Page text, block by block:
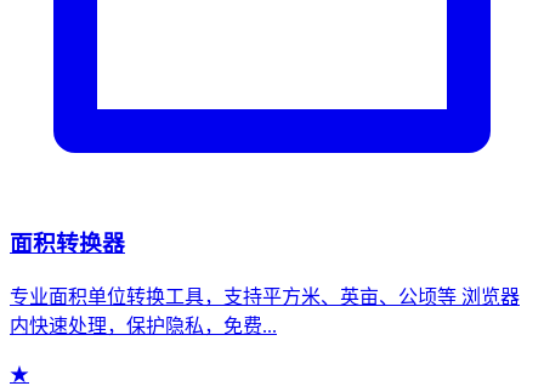
面积转换器
专业面积单位转换工具，支持平方米、英亩、公顷等 浏览器
内快速处理，保护隐私，免费...
★